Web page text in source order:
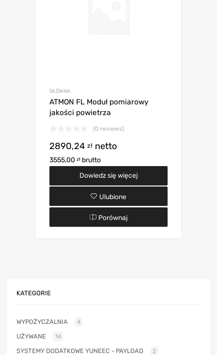
GŁÓWNA
ATMON FL Moduł pomiarowy
jakości powietrza
(0 reviews)
2890,24 zł netto
3555,00 zł brutto
Dowiedz się więcej
Ulubione
Porównaj
KATEGORIE
WYPOŻYCZALNIA 4
UŻYWANE 14
SYSTEMY DODATKOWE YUNEEC - PAYLOAD 2